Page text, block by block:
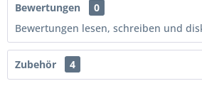
Bewertungen
0
Bewertungen lesen, schreiben und
Zubehör 4